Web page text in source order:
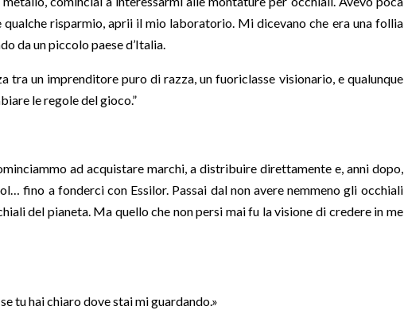
qualche risparmio, aprii il mio laboratorio. Mi dicevano che era una follia
da un piccolo paese d’Italia.
tra un imprenditore puro di razza, un fuoriclasse visionario, e qualunque
le regole del gioco.”
ad acquistare marchi, a distribuire direttamente e, anni dopo,
fino a fonderci con Essilor. Passai dal non avere nemmeno gli occhiali
del pianeta. Ma quello che non persi mai fu la visione di credere in me
tu hai chiaro dove stai mi guardando.»